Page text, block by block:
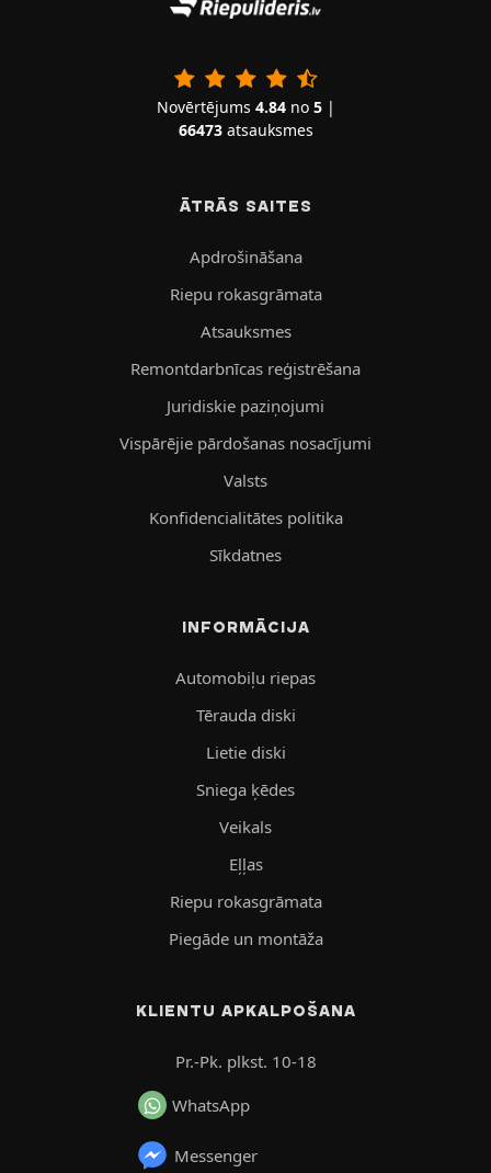
Novērtējums 4.84no 5|
66473atsauksmes
ĀTRĀS SAITES
Apdrošināšana
Riepu rokasgrāmata
Atsauksmes
Remontdarbnīcas reģistrēšana
Juridiskie paziņojumi
Vispārējie pārdošanas nosacījumi
Valsts
Konfidencialitātes politika
Sīkdatnes
INFORMĀCIJA
Automobiļu riepas
Tērauda diski
Lietie diski
Sniega ķēdes
Veikals
Eļļas
Riepu rokasgrāmata
Piegāde un montāža
KLIENTU APKALPOŠANA
Pr.-Pk. plkst. 10-18
WhatsApp
Messenger